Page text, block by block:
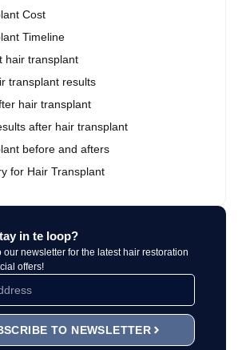
Cost
Timeline
hair transplant
transplant results
hair transplant
after hair transplant
before and afters
for Hair Transplant
in te loop?
our newsletter for the latest hair restoration
offers!
TO NEWSLETTER